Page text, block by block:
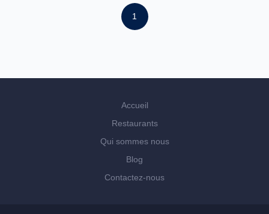
1
Accueil
Restaurants
Qui sommes nous
Blog
Contactez-nous